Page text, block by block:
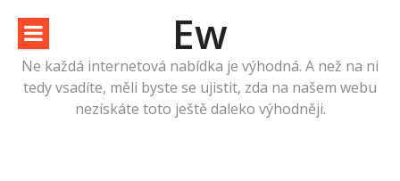
obsah
Ew
Ne každá internetová nabídka je výhodná. A než na ni
tedy vsadíte, měli byste se ujistit, zda na našem webu
nezískáte toto ještě daleko výhodněji.